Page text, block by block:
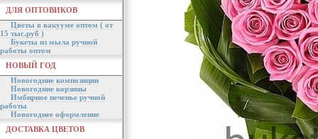
ДЛЯ ОПТОВИКОВ
Цветы в вакууме оптом ( от
15 тыс.руб )
Букеты из мыла ручной
работы оптом
НОВЫЙ ГОД
Новогодние композиции
Новогодние корзины
Имбирное печенье ручной
работы
Новогоднее оформление
ДОСТАВКА ЦВЕТОВ